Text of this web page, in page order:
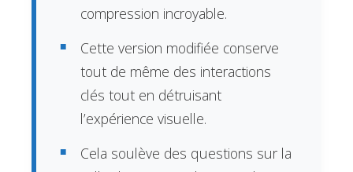
compression incroyable.
Cette version modifiée conserve
tout de même des interactions
clés tout en détruisant
l’expérience visuelle.
Cela soulève des questions sur la